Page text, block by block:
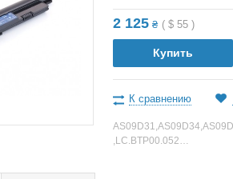
2 125 ₴ ( $ 55)
Купить
К сравнению
,LC.BTP00.052…